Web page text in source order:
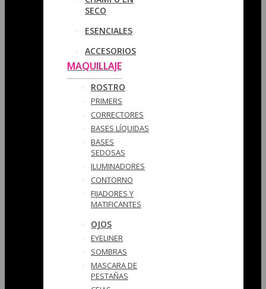
SECO
ESENCIALES
ACCESORIOS
MAQUILLAJE
ROSTRO
PRIMERS
CORRECTORES
BASES LÍQUIDAS
BASES
SEDOSAS
ILUMINADORES
CONTORNO
FIJADORES Y
MATIFICANTES
OJOS
EYELINER
SOMBRAS
MASCARA DE
PESTAÑAS